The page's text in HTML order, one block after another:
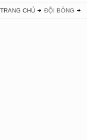
TRANG CHỦ ĐỘI BÓNG